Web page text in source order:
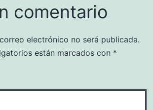
comentario
electrónico no será publicada.
están marcados con *